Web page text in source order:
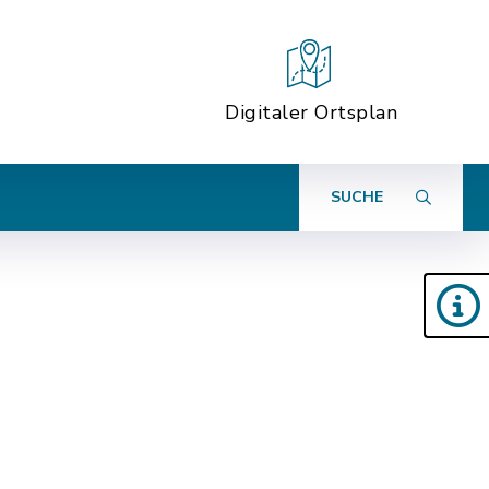
Digitaler Ortsplan
SUCHE